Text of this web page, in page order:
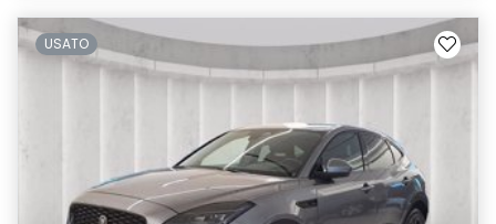
USATO